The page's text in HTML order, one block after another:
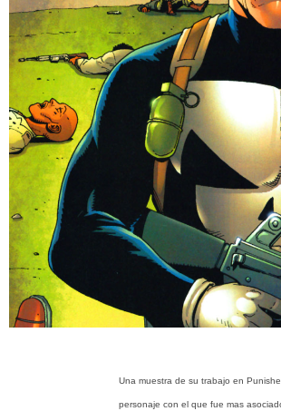
Una muestra de su trabajo en
personaje con el que fue mas